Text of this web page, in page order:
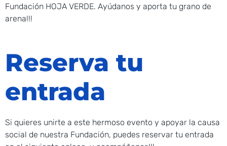
Fundación HOJA VERDE. Ayúdanos y aporta tu grano de
arena!!!
Reserva tu
entrada
Si quieres unirte a este hermoso evento y apoyar la causa
social de nuestra Fundación, puedes reservar tu entrada